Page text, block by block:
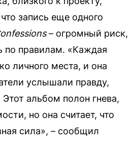
запись еще одного
– огромный риск,
по правилам. «Каждая
личного места, и она
услышали правду,
альбом полон гнева,
но она считает, что
сила», – сообщил